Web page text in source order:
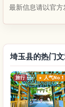
最新信息请以官方
埼玉县的热门
旅行 人气No.1